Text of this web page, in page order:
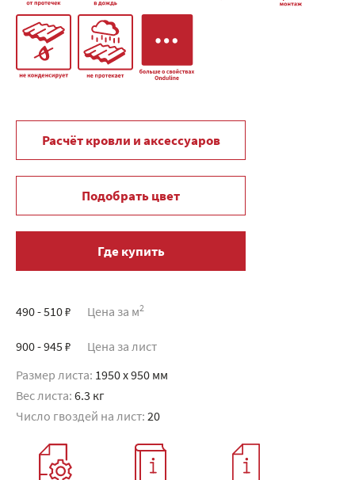
Расчёт кровли и аксессуаров
Подобрать цвет
Где купить
490 - 510 ₽ Цена за м2
900 - 945 ₽ Цена за лист
Размер листа: 1950 x 950 мм
Вес листа: 6.3 кг
Число гвоздей на лист: 20